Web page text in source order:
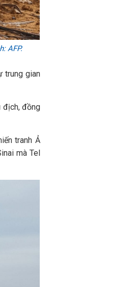
AFP.
trung gian
địch, đồng
tranh Ả
mà Tel